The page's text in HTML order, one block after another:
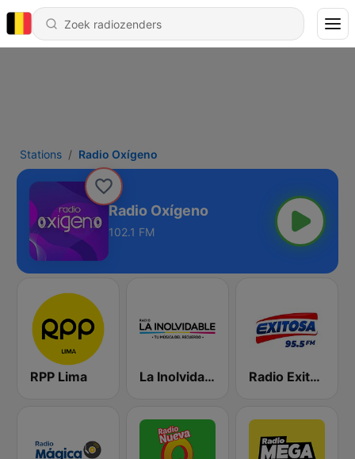
Stations Radio Oxígeno
Radio Oxígeno
102.1 FM
RPP Lima La Inolvidable Radio Exitosa